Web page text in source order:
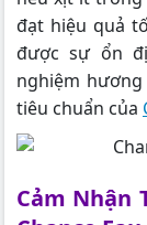
đạt hiệu quả
được sự ổn
nghiệm
tiêu chuẩn của
Cảm Nhận